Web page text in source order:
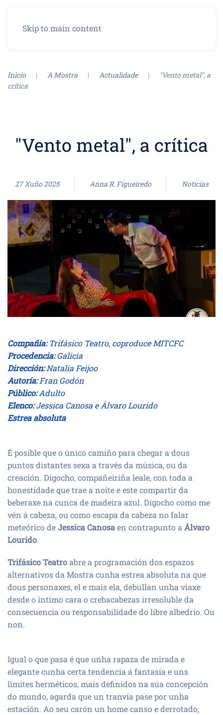
Skip to main content
Inicio A Mostra Actualidade
"Vento metal", a
crítica
"Vento metal", a crítica
27 Xuño 2025 Anna R. Figueiredo Noticias
Compañía:Trifásico Teatro, coproduce MITCFC
Procedencia:Galicia
Dirección:Natalia Feijoo
Autoría:Fran Godón
Público:Adulto
Elenco:Jessica Canosa e Álvaro Lourido
Estrea absoluta
É posible que o único camiño para chegar a dous
puntos distantes sexa a través da música, ou da
creación. Dígocho, compañeiriña leale, con toda a
honestidade que trae a noite e este compartir da
beberaxe na cunca de madeira azul. Dígocho como me
vén á cabeza, ou como escapa da cabeza no falar
meteórico deJessica Canosaen contrapunto a Álvaro
Lourido.
Trifásico Teatroabre a programación dos espazos
alternativos da Mostra cunha estrea absoluta na que
dous personaxes, el e mais ela, debullan unha viaxe
desde o íntimo cara o crebacabezas irresoluble da
consecuencia ou responsabilidade do libre albedrío. Ou
non.
Igual o que pasa é que unha rapaza de mirada e
elegante cunha certa tendencia á fantasía e uns
límites herméticos, mais definidos na súa concepción
do mundo, agarda que un tranvía pase por unha
estación. Ao seu carón un home canso e derrotado,